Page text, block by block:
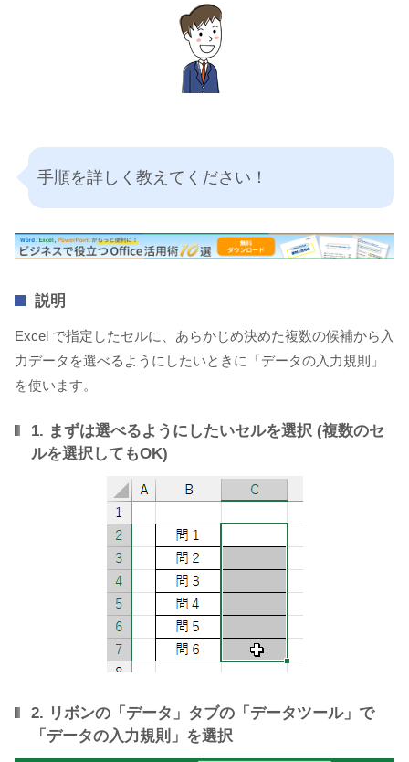
手順を詳しく教えてください！
説明
Excel で指定したセルに、あらかじめ決めた複数の候補から入
力データを選べるようにしたいときに「データの入力規則」
を使います。
1. まずは選べるようにしたいセルを選択 (複数のセ
ルを選択してもOK)
2. リボンの「データ」タブの「データツール」で
「データの入力規則」を選択